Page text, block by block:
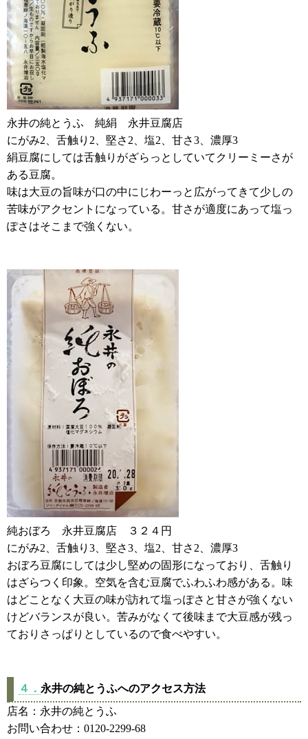
永井の純とうふ 純絹 永井豆腐店
にがみ2、舌触り2、堅さ2、塩2、甘さ3、濃厚3
絹豆腐にしては舌触りがざらっとしていてクリーミーさが
ある豆腐。
味は大豆の旨味が口の中にじわーっと広がってきて少しの
苦味がアクセントになっている。甘さが適度にあって塩っ
ぽさはそこまで強くない。
純おぼろ 永井豆腐店 ３２４円
にがみ2、舌触り3、堅さ3、塩2、甘さ2、濃厚3
おぼろ豆腐にしては少し堅めの固形になっており、舌触り
はざらつく印象。空気を含む豆腐でふわふわ感がある。味
はどことなく大豆の味が訪れて塩っぽさと甘さが強くない
けどバランスが良い。苦みがなくて後味まで大豆感が残っ
ておりさっぱりとしているので食べやすい。
４． 永井の純とうふへのアクセス方法
店名：永井の純とうふ
お問い合わせ：0120-2299-68